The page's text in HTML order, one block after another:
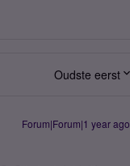
Oudste eerst
Forum|Forum|1 year ago